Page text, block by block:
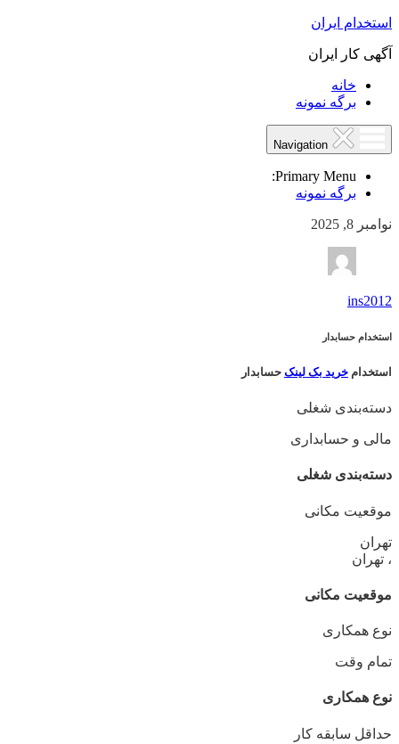
استخدام ایران
آگهی کار ایران
خانه
برگه نمونه
Primary Menu:
برگه نمونه
نوامبر 8, 2025
ins2012
استخدام حسابدار
استخدام خرید بک لینک حسابدار
دسته‌بندی شغلی
مالی و حسابداری
دسته‌بندی شغلی
موقعیت مکانی
تهران
، تهران
موقعیت مکانی
نوع همکاری
تمام وقت
نوع همکاری
حداقل سابقه کار